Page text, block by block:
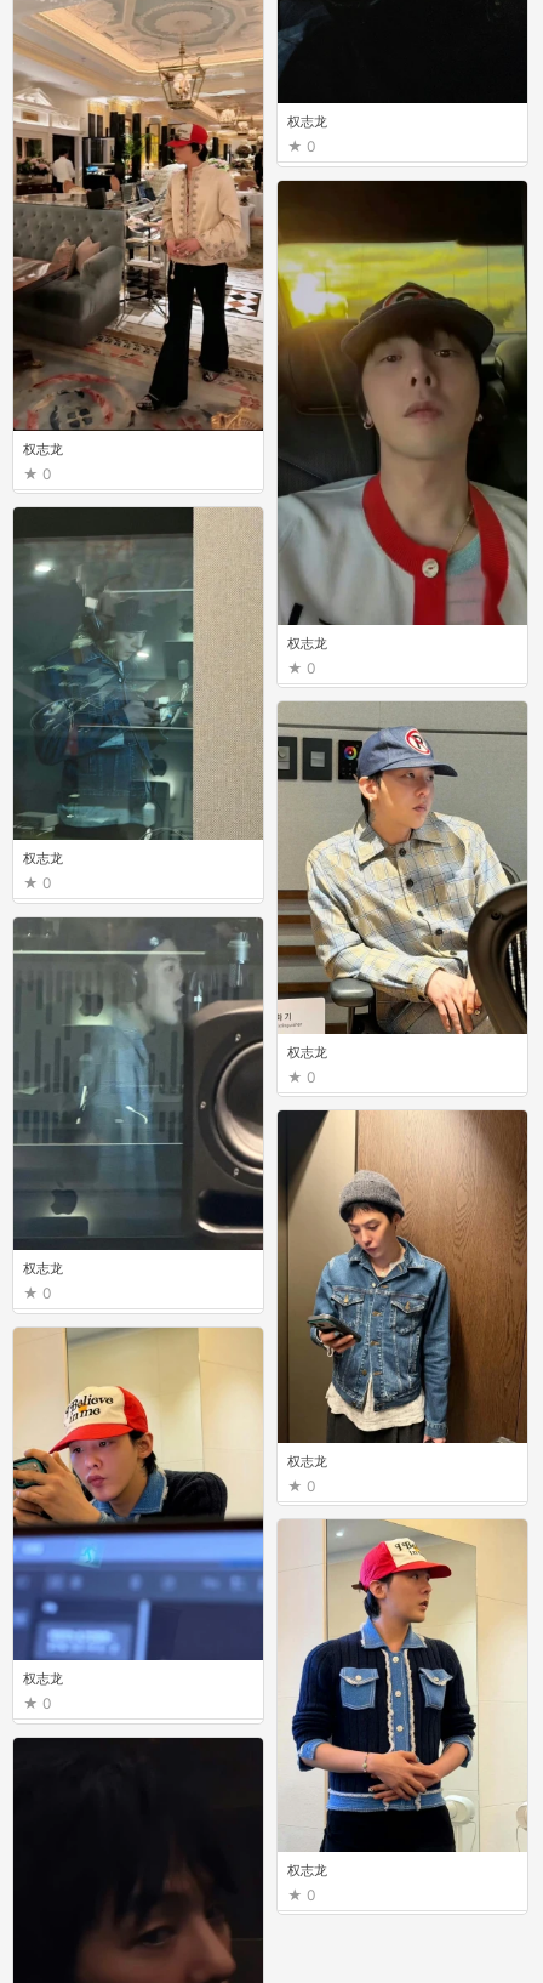
权志龙
0
权志龙
0
权志龙
0
权志龙
0
权志龙
0
权志龙
0
权志龙
0
权志龙
0
权志龙
0